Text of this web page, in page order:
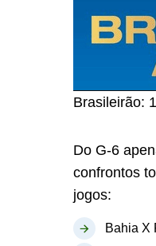
Brasileirão:
Do G-6
confrontos
jogos:
Bahia X